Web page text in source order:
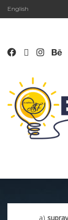
English
a)